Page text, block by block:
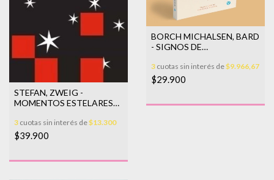
STEFAN, ZWEIG -
MOMENTOS ESTELARES
3 cuotas sin interés de$13.300
$39.900
BORCH MICHALSEN, BARD
- SIGNOS DE
3 cuotas sin interés de$9.966,67
$29.900